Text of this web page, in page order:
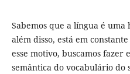
Sabemos que a língua é
além disso, está em
esse motivo, buscamos fazer
semântica do vocabulário do